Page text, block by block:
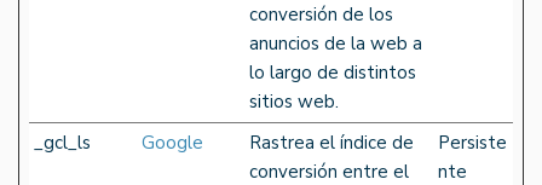
conversión de los
anuncios de la web a
lo largo de distintos
sitios web.
_gcl_ls Google
Rastrea el índice de
conversión entre el
Persiste
nte